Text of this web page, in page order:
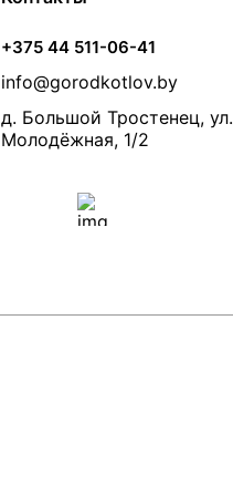
+375 44 511-06-41
info@gorodkotlov.by
д. Большой Тростенец, ул.
Молодёжная, 1/2